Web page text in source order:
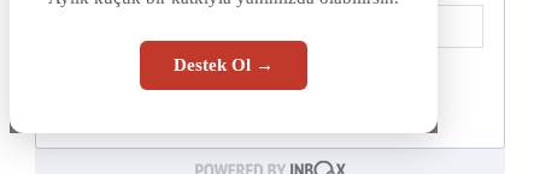
Destek Ol →